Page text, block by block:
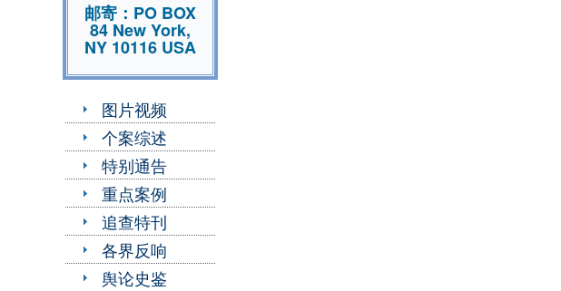
邮寄：PO BOX
84 New York,
NY 10116 USA
图片视频
个案综述
特别通告
重点案例
追查特刊
各界反响
舆论史鉴